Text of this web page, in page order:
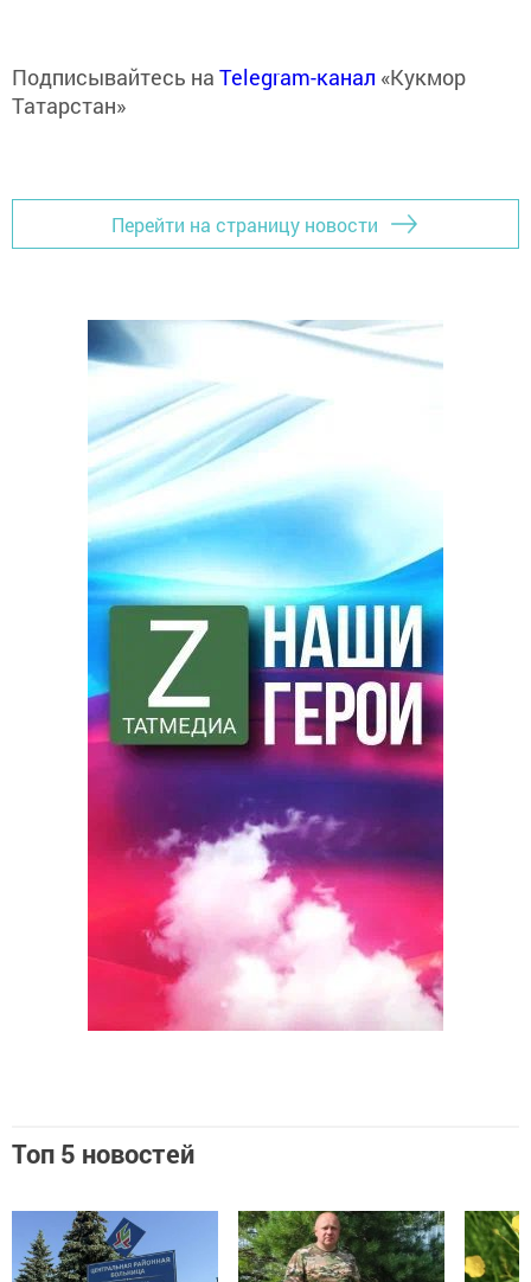
Подписывайтесь на Telegram-канал «Кукмор
Татарстан»
Перейти на страницу новости
Топ 5 новостей